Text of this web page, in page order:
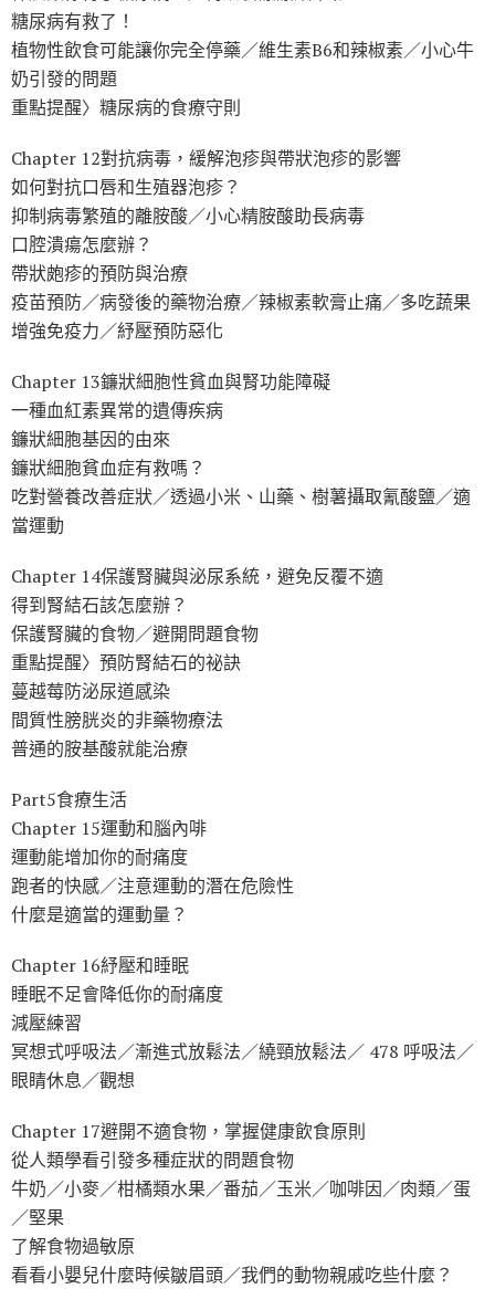
糖尿病有救了！
植物性飲食可能讓你完全停藥／維生素B6和辣椒素／小心牛
奶引發的問題
重點提醒〉糖尿病的食療守則
Chapter 12對抗病毒，緩解泡疹與帶狀泡疹的影響
如何對抗口唇和生殖器泡疹？
抑制病毒繁殖的離胺酸／小心精胺酸助長病毒
口腔潰瘍怎麼辦？
帶狀皰疹的預防與治療
疫苗預防／病發後的藥物治療／辣椒素軟膏止痛／多吃蔬果
增強免疫力／紓壓預防惡化
Chapter 13鐮狀細胞性貧血與腎功能障礙
一種血紅素異常的遺傳疾病
鐮狀細胞基因的由來
鐮狀細胞貧血症有救嗎？
吃對營養改善症狀／透過小米、山藥、樹薯攝取氰酸鹽／適
當運動
Chapter 14保護腎臟與泌尿系統，避免反覆不適
得到腎結石該怎麼辦？
保護腎臟的食物／避開問題食物
重點提醒〉預防腎結石的祕訣
蔓越莓防泌尿道感染
間質性膀胱炎的非藥物療法
普通的胺基酸就能治療
Part5食療生活
Chapter 15運動和腦內啡
運動能增加你的耐痛度
跑者的快感／注意運動的潛在危險性
什麼是適當的運動量？
Chapter 16紓壓和睡眠
睡眠不足會降低你的耐痛度
減壓練習
冥想式呼吸法／漸進式放鬆法／繞頸放鬆法／ 478 呼吸法／
眼睛休息／觀想
Chapter 17避開不適食物，掌握健康飲食原則
從人類學看引發多種症狀的問題食物
牛奶／小麥／柑橘類水果／番茄／玉米／咖啡因／肉類／蛋
／堅果
了解食物過敏原
看看小嬰兒什麼時候皺眉頭／我們的動物親戚吃些什麼？